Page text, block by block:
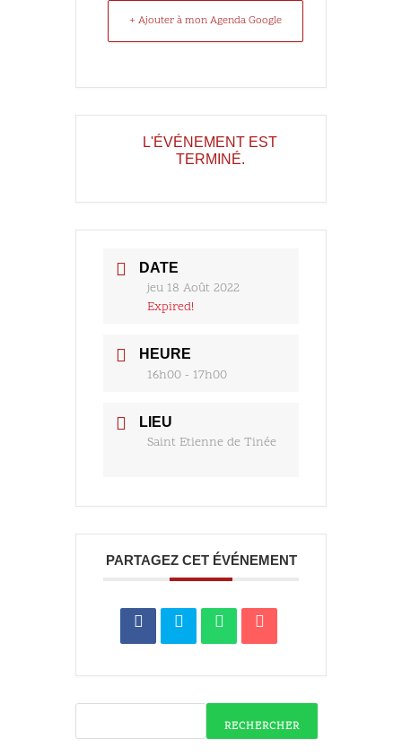
+ Ajouter à mon Agenda Google
L'ÉVÉNEMENT EST
TERMINÉ.
DATE
jeu 18 Août 2022
Expired!
HEURE
16h00 - 17h00
LIEU
Saint Etienne de Tinée
PARTAGEZ CET ÉVÉNEMENT
RECHERCHER